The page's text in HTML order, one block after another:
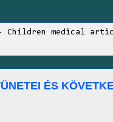
Children medical
ÉS